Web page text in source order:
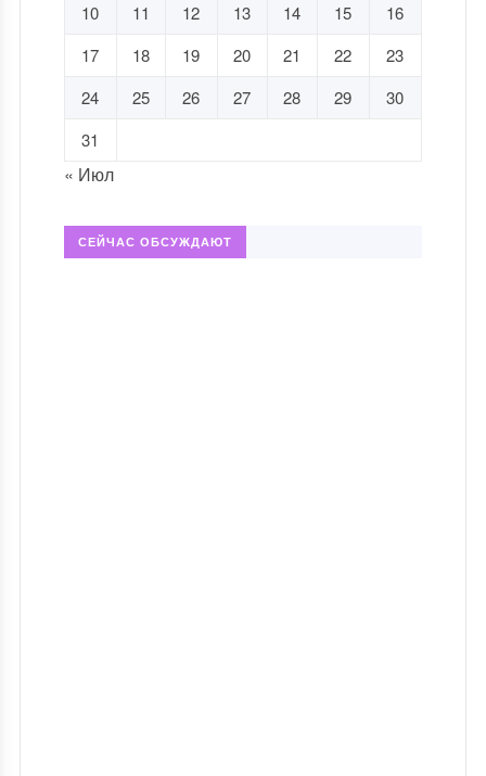
10 11 12 13 14 15
16
17
18 19 20 21 22
23
24
25 26 27 28 29
30
31
« Июл
СЕЙЧАС ОБСУЖДАЮТ